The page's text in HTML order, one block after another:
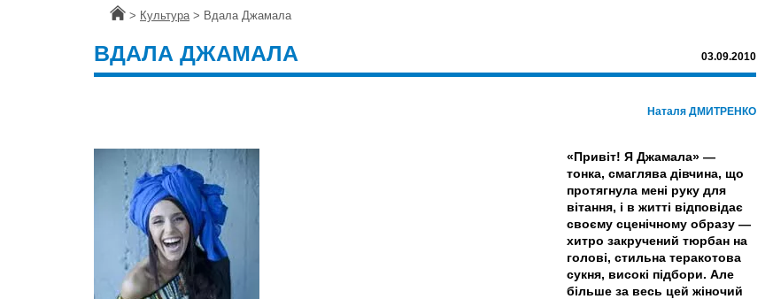
Головна
> Культура > Вдала Джамала
ВДАЛА ДЖАМАЛА 03.09.2010
Наталя ДМИТРЕНКО
«Привіт! Я Джамала» —
тонка, смаглява дівчина, що
протягнула мені руку для
вітання, і в житті відповідає
своєму сценічному образу —
хитро закручений тюрбан на
голові, стильна теракотова
сукня, високі підбори. Але
більше за весь цей жіночий